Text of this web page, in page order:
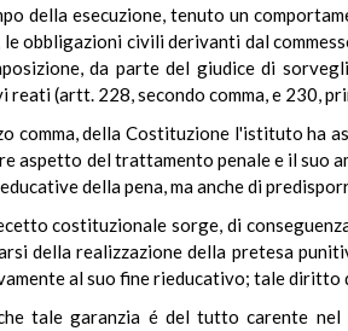
della esecuzione, tenuto un
le obbligazioni civili derivanti dal
da parte del giudice di
reati (artt. 228, secondo comma, e 230,
comma, della Costituzione l'istituto ha
aspetto del trattamento penale e il suo
della pena, ma anche di
costituzionale sorge, di
della realizzazione della pretesa
al suo fine rieducativo; tale
tale garanzia é del tutto carente